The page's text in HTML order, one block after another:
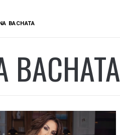
BACHATA
BACHATA